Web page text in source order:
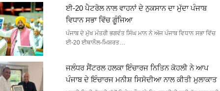
ਈ-20 ਪੈਟਰੋਲ ਨਾਲ ਵਾਹਨਾਂ ਦੇ ਨੁਕਸਾਨ ਦਾ ਮੁੱਦਾ ਪੰਜਾਬ
ਵਿਧਾਨ ਸਭਾ ਵਿੱਚ ਗੂੰਜਿਆ
ਪੰਜਾਬ ਦੇ ਮੁੱਖ ਮੰਤਰੀ ਭਗਵੰਤ ਸਿੰਘ ਮਾਨ ਨੇ ਅੱਜ ਪੰਜਾਬ ਵਿਧਾਨ ਸਭਾ ਵਿੱਚ
ਈ-20 ਈਥਾਨੌਲ-ਮਿਸ਼ਰਤ…
ਜਲੰਧਰ ਸੈਂਟਰਲ ਹਲਕਾ ਇੰਚਾਰਜ ਨਿਤਿਨ ਕੋਹਲੀ ਨੇ ਆਪ
ਪੰਜਾਬ ਦੇ ਇੰਚਾਰਜ ਮਨੀਸ਼ ਸਿਸੋਦੀਆ ਨਾਲ ਕੀਤੀ ਮੁਲਾਕਾਤ